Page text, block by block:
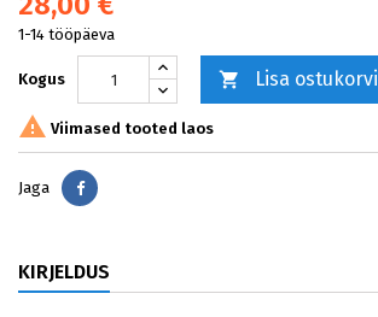
1-14 tööpäeva
Kogus  Lisa ostukorvi
 Viimased tooted laos
Jaga Jaga
KIRJELDUS